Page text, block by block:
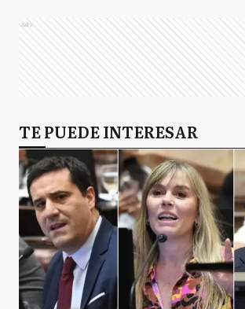
Ads
TE PUEDE INTERESAR